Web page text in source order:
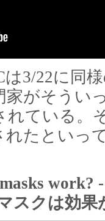
3/22に同
家がそうい
れている。
れたといっ
スクは効果